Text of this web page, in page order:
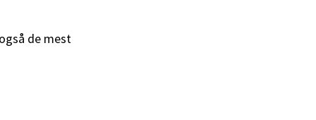
de mest